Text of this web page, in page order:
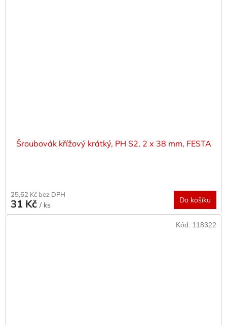
Šroubovák křížový krátký, PH S2, 2 x 38 mm, FESTA
25,62 Kč bez DPH
31 Kč / ks
Do košíku
Kód: 118322